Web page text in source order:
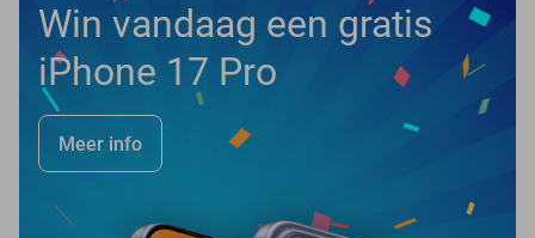
Win vandaag een gratis
iPhone 17 Pro
Meer info